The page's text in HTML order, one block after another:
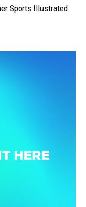
Sports Illustrated